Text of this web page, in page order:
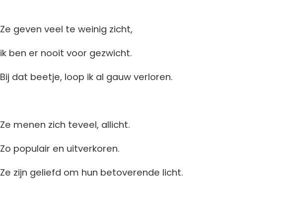
Ze geven veel te weinig zicht,
ik ben er nooit voor gezwicht.
Bij dat beetje, loop ik al gauw verloren.
Ze menen zich teveel, allicht.
Zo populair en uitverkoren.
Ze zijn geliefd om hun betoverende licht.